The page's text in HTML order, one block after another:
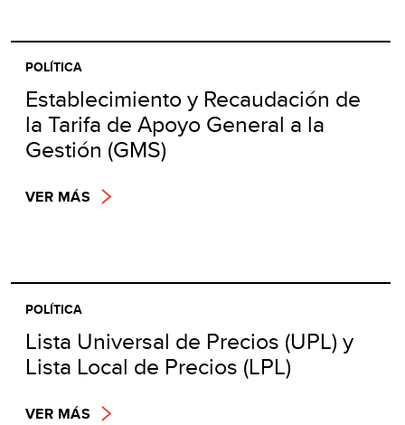
POLÍTICA
Establecimiento y Recaudación de
la Tarifa de Apoyo General a la
Gestión (GMS)
VER MÁS
POLÍTICA
Lista Universal de Precios (UPL) y
Lista Local de Precios (LPL)
VER MÁS